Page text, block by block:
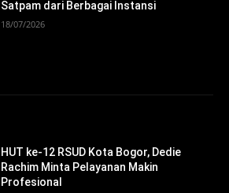
Satpam dari Berbagai Instansi
18/07/2026
HUT ke-12 RSUD Kota Bogor, Dedie
Rachim Minta Pelayanan Makin
Profesional